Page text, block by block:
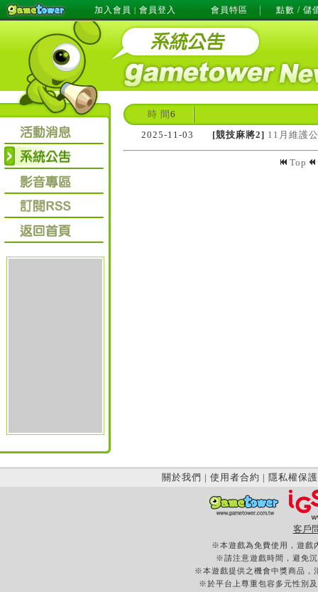
加入會員 | 會員登入 會員特區 點數 / 儲
時 間 6
2025-11-03
[競技麻將2] 11月維護
Top
關於我們 | 使用者合約 | 隱私權保護
客戶
※本遊戲為免費使用，遊戲
※請注意遊戲時間，避免
※本遊戲提供之機會中獎商品，
※於平台上尊重包容多元性別